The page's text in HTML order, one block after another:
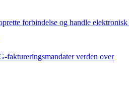
forbindelse og handle elektronisk
faktureringsmandater verden over